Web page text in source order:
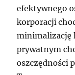
efektywnego
korporacji
minimalizację
prywatnym
oszczędności